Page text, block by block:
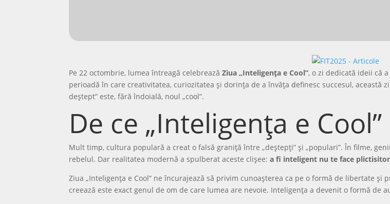
Pe 22 octombrie, lumea întreagă celebreazăZiua „Inteligența e Cool”, o zi dedicată ideii că
perioadă în care creativitatea, curiozitatea și dorința de a învăța definesc succesul, această
deștept” este, fără îndoială, noul „cool”.
De ce „Inteligența e Cool”
Mult timp, cultura populară a creat o falsă graniță între „deștepți” și „populari”. În filme,
rebelul. Dar realitatea modernă a spulberat aceste clișee:a fi inteligent nu te face
Ziua „Inteligența e Cool” ne încurajează să privim cunoașterea ca pe o formă de libertate și
creează este exact genul de om de care lumea are nevoie. Inteligența a devenit o formă de